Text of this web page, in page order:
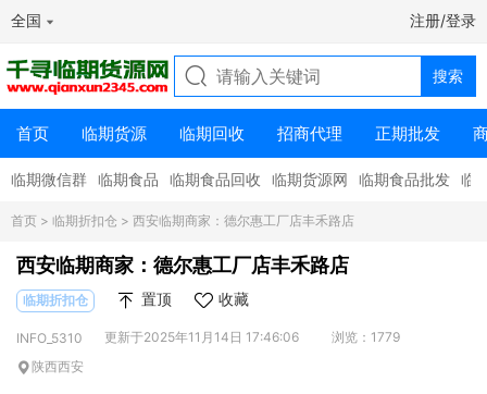
全国 注册/登录
首页 临期货源 临期回收 招商代理 正期批发
临期微信群 临期食品 临期食品回收 临期货源网 临期食品批发 临
首页 > 临期折扣仓 > 西安临期商家：德尔惠工厂店丰禾路店
西安临期商家：德尔惠工厂店丰禾路店
临期折扣仓 置顶 收藏
INFO_5310 更新于2025年11月14日 17:46:06
浏览：1779
陕西西安